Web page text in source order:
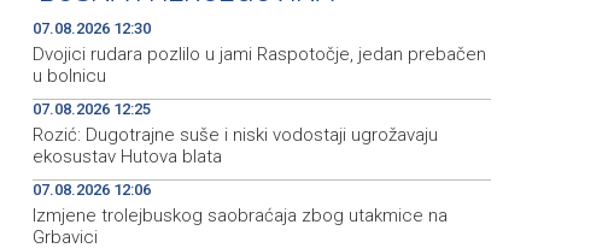
na Grbavici
07.08.2026 12:30
Dvojici rudara pozlilo u jami Raspotočje, jedan prebačen
u bolnicu
07.08.2026 12:25
Rozić: Dugotrajne suše i niski vodostaji ugrožavaju
ekosustav Hutova blata
07.08.2026 12:06
Izmjene trolejbuskog saobraćaja zbog utakmice na
Grbavici